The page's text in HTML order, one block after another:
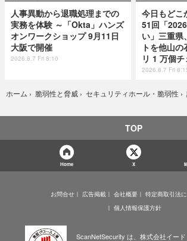
人事異動から退職処理までの
実務を体験 ～「Okta」ハンズ
オンワークショップ 9月11日
大阪で開催
2026.8.7 Fri 8:10
今日もどこ
51回「
い」三重県
トを他山
リ 1 万個チ
2026.8.7 Fri
ホーム › 脆弱性と脅威 › セキュリティホール・脆弱性 ›
TOP
Home X
お問合せ 広告掲載 会社概要
特定商取引法
個人情報保護方針
ScanNetSecurity は、株式会社イー